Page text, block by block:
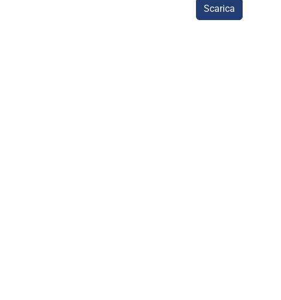
Scarica